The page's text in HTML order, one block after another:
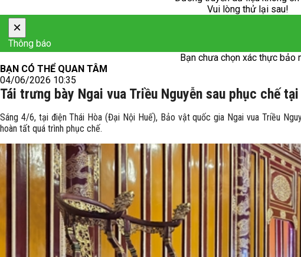
Vui lòng thử lại sau!
×
Thông báo
Bạn chưa chọn xác thực bảo
BẠN CÓ THỂ QUAN TÂM
04/06/2026 10:35
Tái trưng bày Ngai vua Triều Nguyễn sau phục chế
Sáng 4/6, tại điện Thái Hòa (Đại Nội Huế), Bảo vật quốc gia Ngai vua Triều
hoàn tất quá trình phục chế.